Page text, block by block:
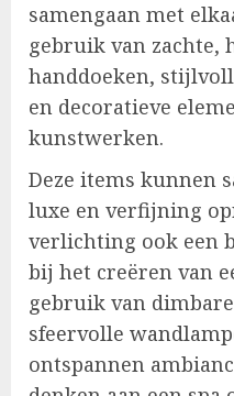
samengaan met
gebruik van zachte,
handdoeken,
en decoratieve
kunstwerken.
Deze items kunnen
luxe en verfijning
verlichting ook een
bij het creëren van
gebruik van
sfeervolle
ontspannen